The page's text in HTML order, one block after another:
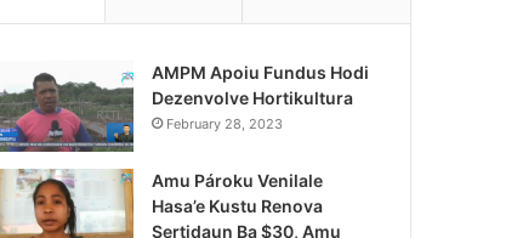
AMPM Apoiu Fundus Hodi
Dezenvolve Hortikultura
February 28, 2023
Amu Pároku Venilale
Hasa’e Kustu Renova
Sertidaun Ba $30, Amu